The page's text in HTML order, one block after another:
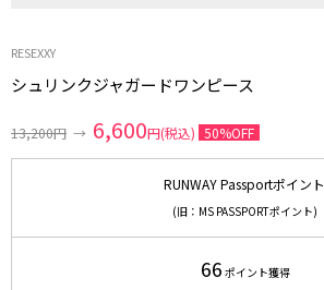
RESEXXY
シュリンクジャガードワンピース
13,200円 → 6,600円(税込) 50%OFF
RUNWAY Passportポイント
(旧：MS PASSPORTポイント)
66 ポイント獲得